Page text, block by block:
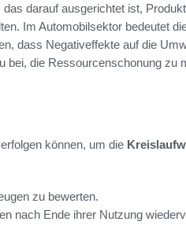
darauf ausgerichtet ist,
Im Automobilsektor bedeutet
dass Negativeffekte auf die
bei, die Ressourcenschonung zu
können, um die
zu bewerten.
nach Ende ihrer Nutzung